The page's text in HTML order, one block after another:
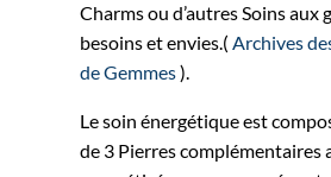
Charms ou d’autres Soins aux
besoins et envies.(Archives
de Gemmes).
Le soin énergétique est
de 3 Pierres complémentaires